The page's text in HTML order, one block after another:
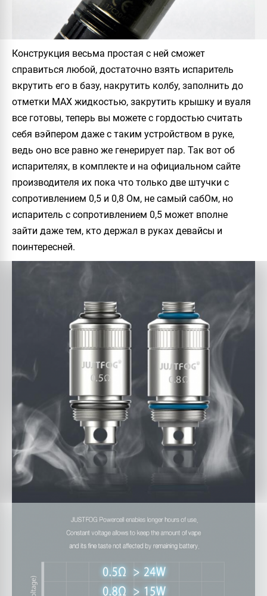
Конструкция весьма простая с ней сможет
справиться любой, достаточно взять испаритель
вкрутить его в базу, накрутить колбу, заполнить до
отметки MAX жидкостью, закрутить крышку и вуаля
все готовы, теперь вы можете с гордостью считать
себя вэйпером даже с таким устройством в руке,
ведь оно все равно же генерирует пар. Так вот об
испарителях, в комплекте и на официальном сайте
производителя их пока что только две штучки с
сопротивлением 0,5 и 0,8 Ом, не самый сабОм, но
испаритель с сопротивлением 0,5 может вполне
зайти даже тем, кто держал в руках девайсы и
поинтересней.